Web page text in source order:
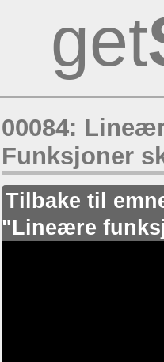
get
00084:
Funksjoner
Tilbake til
"Lineære